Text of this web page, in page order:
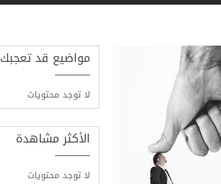
مواضيع قد تعجبك
لا توجد محتويات
الأكثر مشاهدة
لا توجد محتويات